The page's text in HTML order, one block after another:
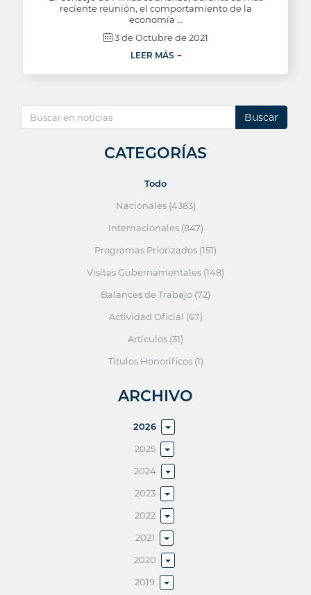
reciente reunión, el comportamiento de la
economía …
3 de Octubre de 2021
LEER MÁS
Buscar
CATEGORÍAS
Todo
Nacionales (4383)
Internacionales (847)
Programas Priorizados (151)
Visitas Gubernamentales (148)
Balances de Trabajo (72)
Actividad Oficial (67)
Artículos (31)
Títulos Honoríficos (1)
ARCHIVO
2026
2025
2024
2023
2022
2021
2020
2019